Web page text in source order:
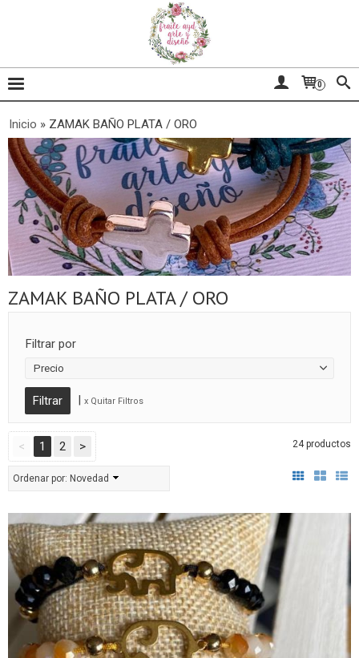
0
Inicio » ZAMAK BAÑO PLATA / ORO
ZAMAK BAÑO PLATA / ORO
Filtrar por
Precio
| x Quitar Filtros
< 1 2 > 24 productos
Ordenar por: Novedad